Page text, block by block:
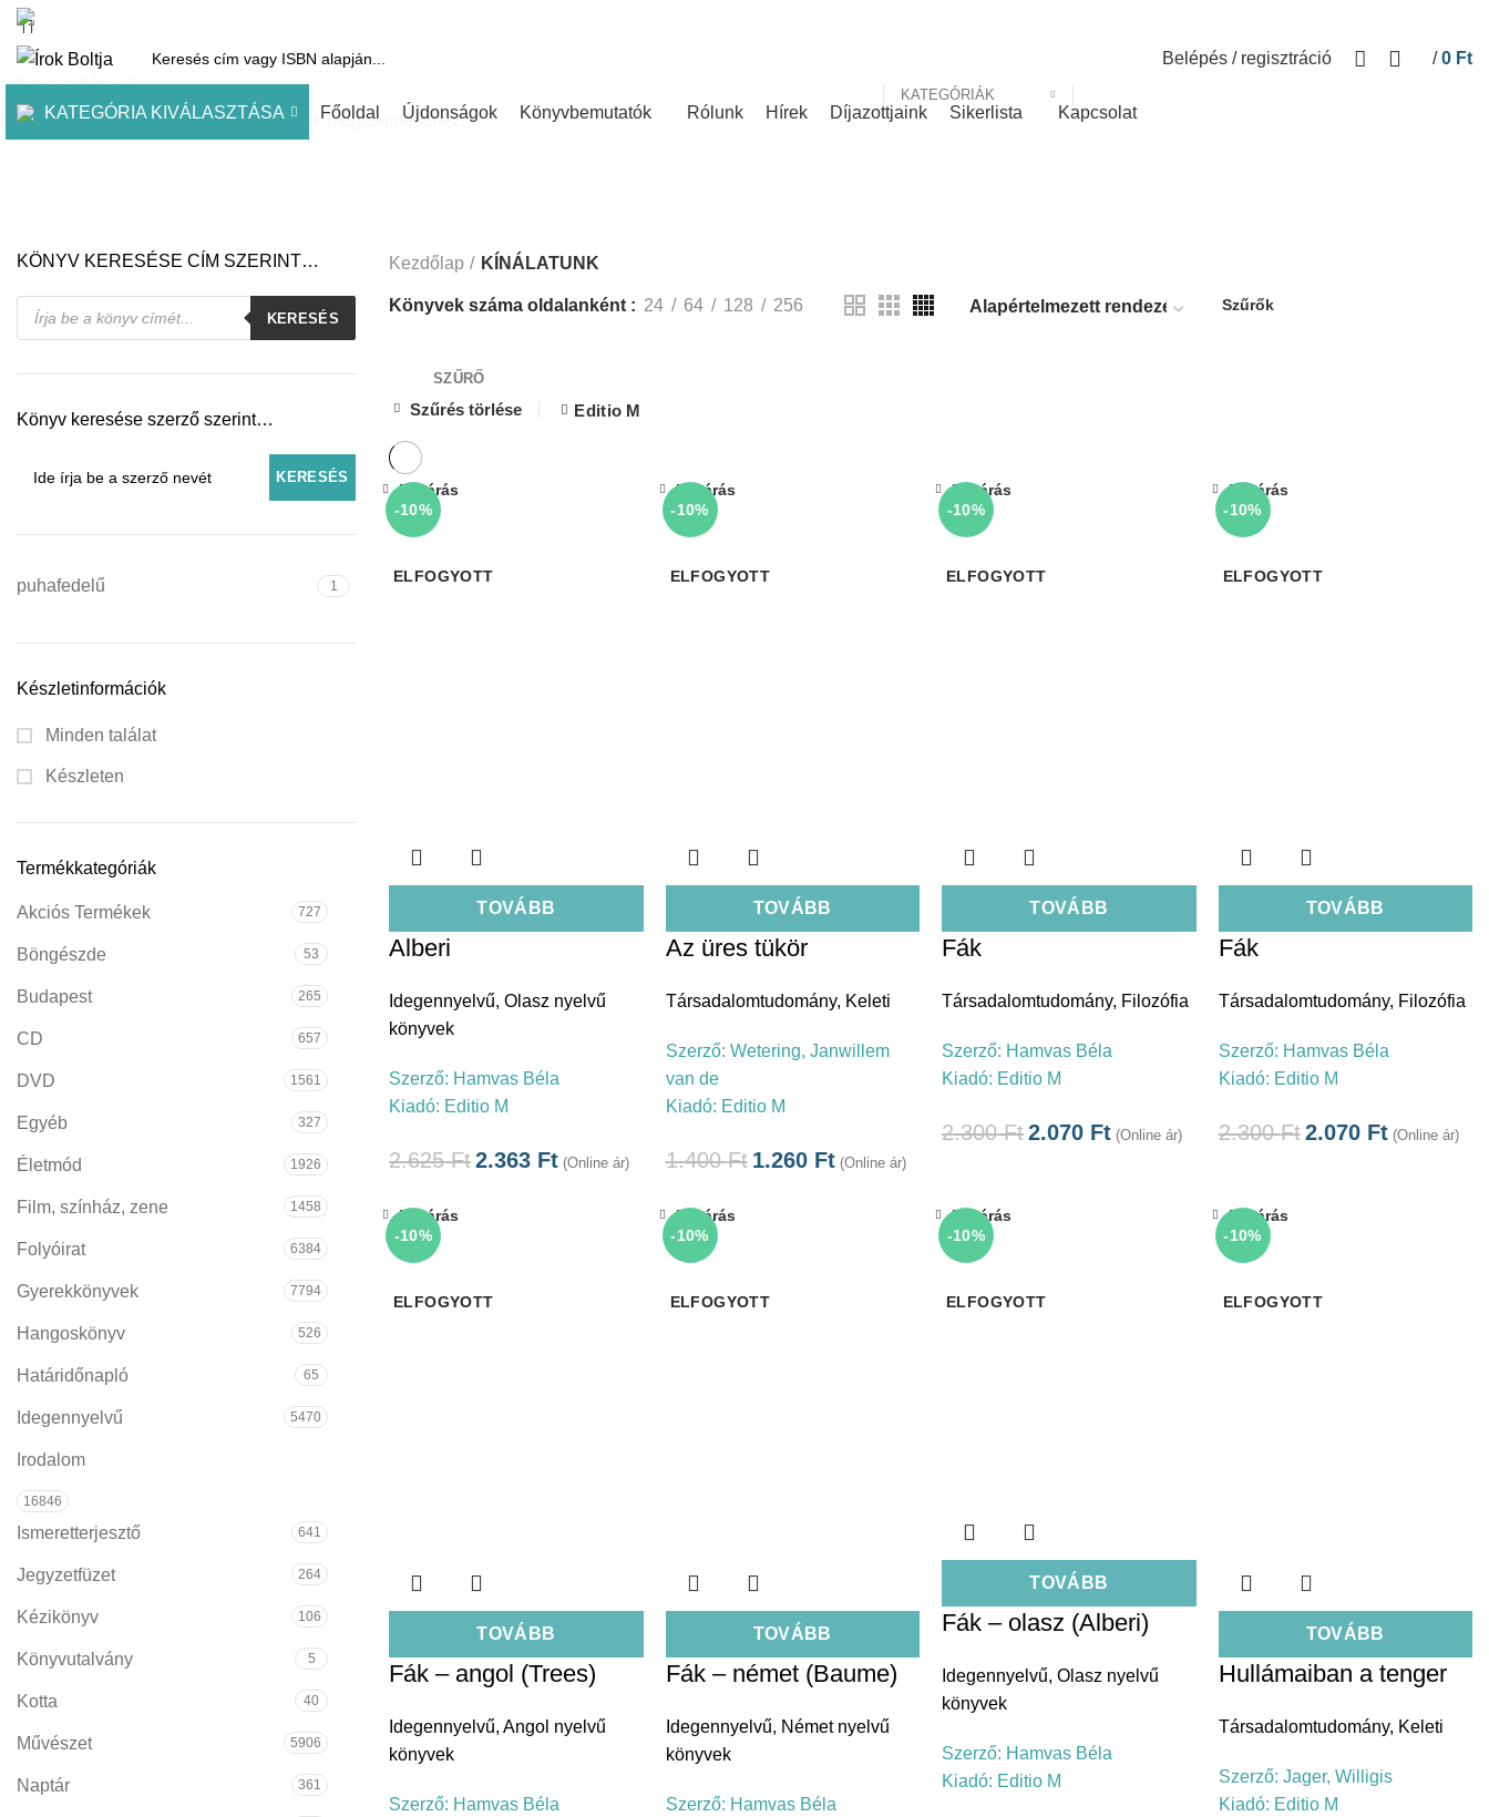
KATEGÓRIÁK
Belépés / regisztráció / 0 Ft
KATEGÓRIA KIVÁLASZTÁSA Főoldal Újdonságok Könyvbemutatók Rólunk Hírek Díjazottjaink Sikerlista Kapcsolat
KÖNYV KERESÉSE CÍM SZERINT…
Products
search
KERESÉS
Könyv keresése szerző szerint…
puhafedelű 1
Készletinformációk
Minden találat
Készleten
Termékkategóriák
Akciós Termékek 727
Böngészde 53
Budapest 265
CD 657
DVD 1561
Egyéb 327
Életmód 1926
Film, színház, zene 1458
Folyóirat 6384
Gyerekkönyvek 7794
Hangoskönyv 526
Határidőnapló 65
Idegennyelvű 5470
Irodalom
16846
Ismeretterjesztő 641
Jegyzetfüzet 264
Kézikönyv 106
Könyvutalvány 5
Kotta 40
Művészet 5906
Naptár 361
Kezdőlap KÍNÁLATUNK
Könyvek száma oldalanként 24 64 128 256 Szűrők
SZŰRŐ
Szűrés törlése Editio M
-10%
ELFOGYOTT
TOVÁBB
Bezárás
Alberi
Idegennyelvű, Olasz nyelvű
könyvek
Szerző: Hamvas Béla
Kiadó: Editio M
2.625Ft2.363 Ft (Online ár)
-10%
ELFOGYOTT
TOVÁBB
Bezárás
Az üres tükör
Társadalomtudomány, Keleti
Szerző: Wetering, Janwillem
van de
Kiadó: Editio M
1.400Ft 1.260 Ft (Online ár)
-10%
ELFOGYOTT
TOVÁBB
Bezárás
Fák
Társadalomtudomány, Filozófia
Szerző: Hamvas Béla
Kiadó: Editio M
2.300Ft2.070 Ft (Online ár)
-10%
ELFOGYOTT
TOVÁBB
Bezárás
Fák
Társadalomtudomány, Filozófia
Szerző: Hamvas Béla
Kiadó: Editio M
2.300Ft 2.070 Ft (Online ár)
-10%
ELFOGYOTT
TOVÁBB
Bezárás
Fák – angol (Trees)
Idegennyelvű, Angol nyelvű
könyvek
Szerző: Hamvas Béla
-10%
ELFOGYOTT
TOVÁBB
Bezárás
Fák – német (Baume)
Idegennyelvű, Német nyelvű
könyvek
Szerző: Hamvas Béla
-10%
ELFOGYOTT
TOVÁBB
Bezárás
Fák – olasz (Alberi)
Idegennyelvű, Olasz nyelvű
könyvek
Szerző: Hamvas Béla
Kiadó: Editio M
-10%
ELFOGYOTT
TOVÁBB
Bezárás
Hullámaiban a tenger
Társadalomtudomány, Keleti
Szerző: Jager, Willigis
Kiadó: Editio M
Kezdje el gépelni a keresett bejegyzések megtekintéséhez.